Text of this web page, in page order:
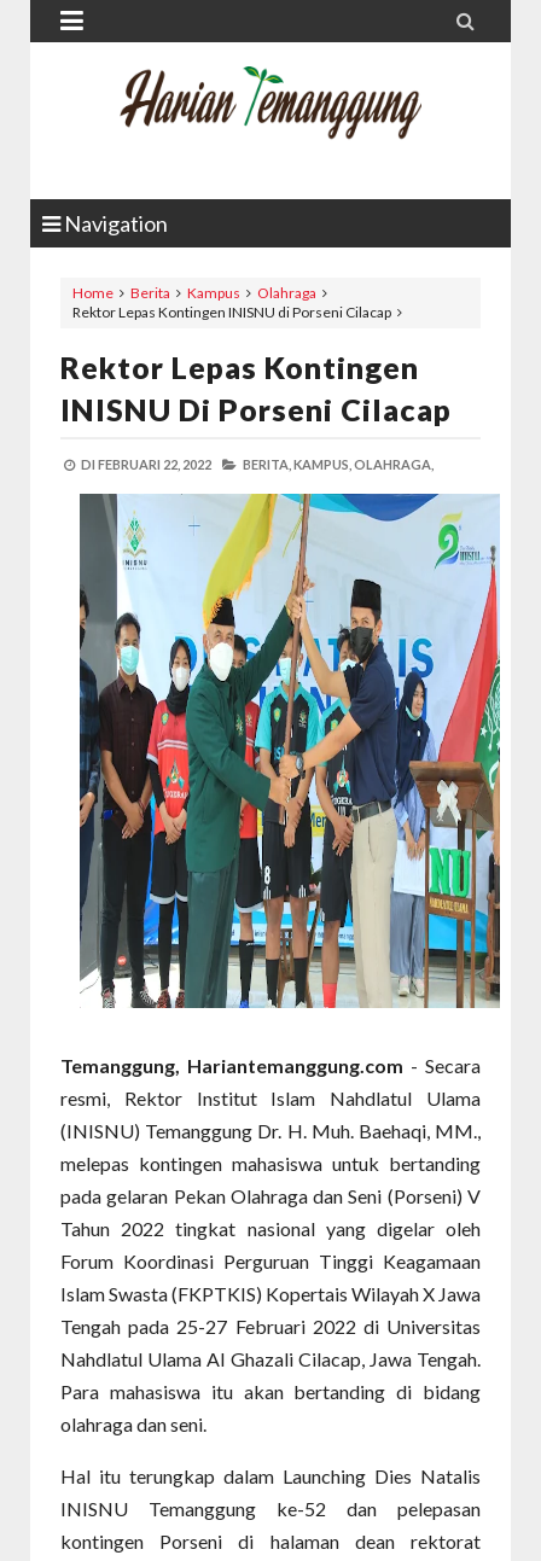
 
Navigation
Home Berita Kampus
Olahraga
Rektor Lepas Kontingen INISNU di Porseni Cilacap
Rektor Lepas Kontingen
INISNU Di Porseni Cilacap
DI FEBRUARI 22, 2022 BERITA, KAMPUS, OLAHRAGA,
Temanggung, Hariantemanggung.com - Secara
resmi, Rektor Institut Islam Nahdlatul Ulama
(INISNU) Temanggung Dr. H. Muh. Baehaqi, MM.,
melepas kontingen mahasiswa untuk bertanding
pada gelaran Pekan Olahraga dan Seni (Porseni) V
Tahun 2022 tingkat nasional yang digelar oleh
Forum Koordinasi Perguruan Tinggi Keagamaan
Islam Swasta (FKPTKIS) Kopertais Wilayah X Jawa
Tengah pada 25-27 Februari 2022 di Universitas
Nahdlatul Ulama Al Ghazali Cilacap, Jawa Tengah.
Para mahasiswa itu akan bertanding di bidang
olahraga dan seni.
Hal itu terungkap dalam Launching Dies Natalis
INISNU Temanggung ke-52 dan pelepasan
kontingen Porseni di halaman dean rektorat